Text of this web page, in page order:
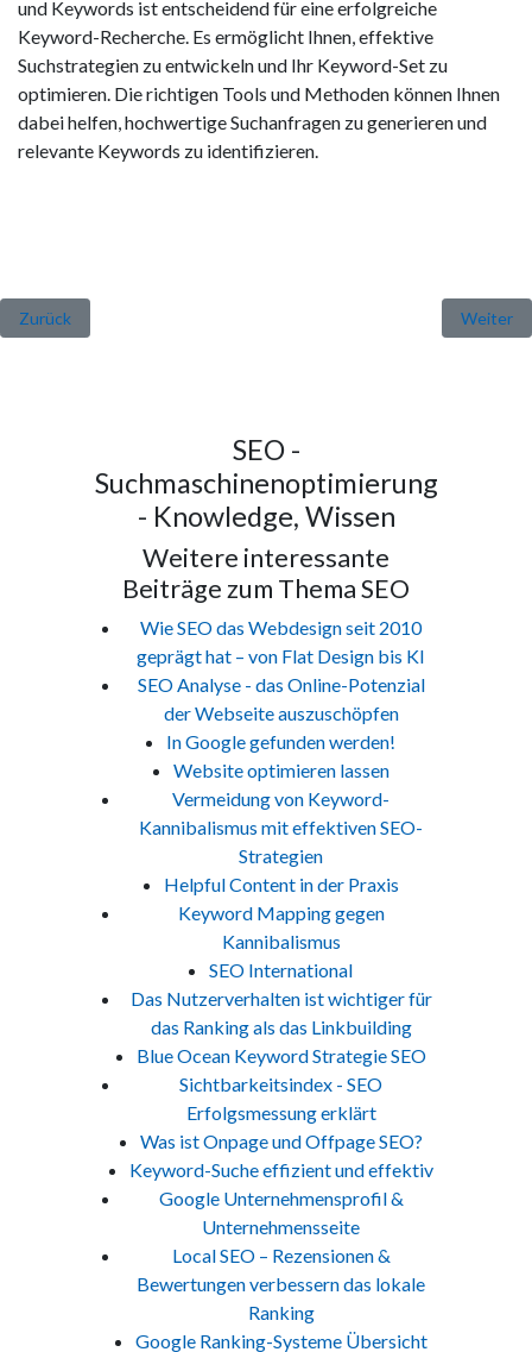
und Keywords ist entscheidend für eine erfolgreiche
Keyword-Recherche. Es ermöglicht Ihnen, effektive
Suchstrategien zu entwickeln und Ihr Keyword-Set zu
optimieren. Die richtigen Tools und Methoden können Ihnen
dabei helfen, hochwertige Suchanfragen zu generieren und
relevante Keywords zu identifizieren.
Vorheriger Beitrag: SEO Analyse, der Schlüssel, um das Online-
Zurück Weiter
SEO -
Suchmaschinenoptimierung
- Knowledge, Wissen
Weitere interessante
Beiträge zum Thema SEO
Wie SEO das Webdesign seit 2010
geprägt hat – von Flat Design bis KI
SEO Analyse - das Online-Potenzial
der Webseite auszuschöpfen
In Google gefunden werden!
Website optimieren lassen
Vermeidung von Keyword-
Kannibalismus mit effektiven SEO-
Strategien
Helpful Content in der Praxis
Keyword Mapping gegen
Kannibalismus
SEO International
Das Nutzerverhalten ist wichtiger für
das Ranking als das Linkbuilding
Blue Ocean Keyword Strategie SEO
Sichtbarkeitsindex - SEO
Erfolgsmessung erklärt
Was ist Onpage und Offpage SEO?
Keyword-Suche effizient und effektiv
Google Unternehmensprofil &
Unternehmensseite
Local SEO – Rezensionen &
Bewertungen verbessern das lokale
Ranking
Google Ranking-Systeme Übersicht